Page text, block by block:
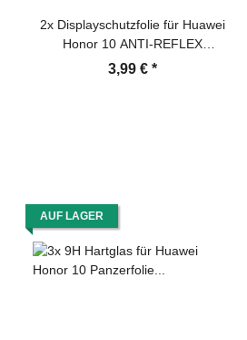
2x Displayschutzfolie für Huawei
Honor 10 ANTI-REFLEX
Displayfolie MATT
3,99 € *
AUF LAGER